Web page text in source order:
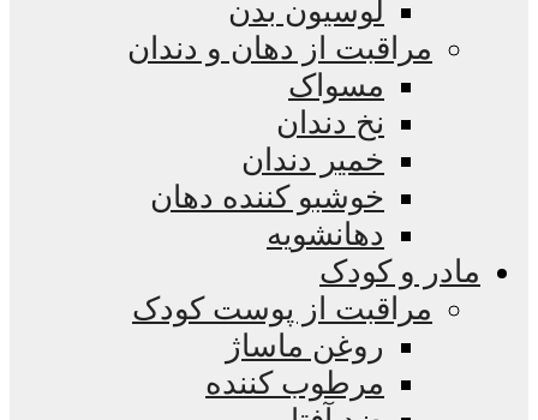
لوسیون بدن
مراقبت از دهان و دندان
مسواک
نخ دندان
خمیر دندان
خوشبو کننده دهان
دهانشویه
مادر و کودک
مراقبت از پوست کودک
روغن ماساژ
مرطوب کننده